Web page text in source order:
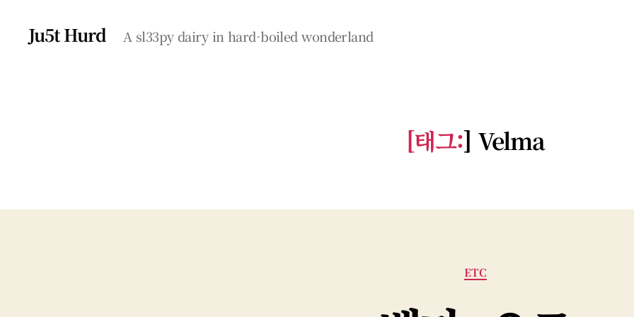
Ju5t Hurd A sl33py dairy in hard-boiled wonderland
[태그:] Velma
카
테
ETC